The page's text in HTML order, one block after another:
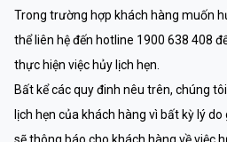
Trong trường hợp khách hàng muốn
thể liên hệ đến hotline 1900 638 408
thực hiện việc hủy lịch hẹn.
Bất kể các quy đinh nêu trên, chúng
lịch hẹn của khách hàng vì bất kỳ lý